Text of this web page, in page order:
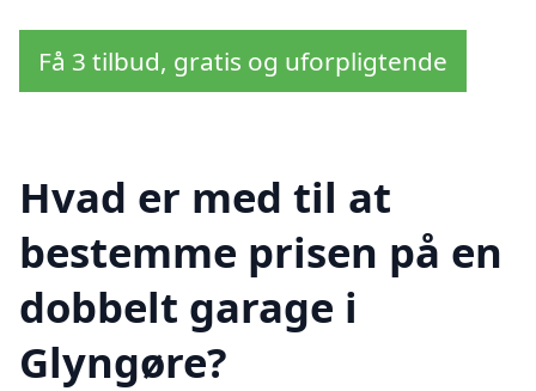
Få 3 tilbud, gratis og uforpligtende
Hvad er med til at
bestemme prisen på en
dobbelt garage i
Glyngøre?